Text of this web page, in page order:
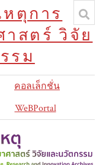
ตุการ
สตร์ วิจัย
รม
คอลเล็กชั่น
WeBPortal